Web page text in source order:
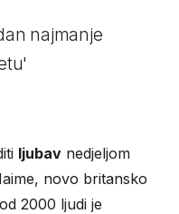
najmanje
ljubav nedjeljom
novo britansko
2000 ljudi je